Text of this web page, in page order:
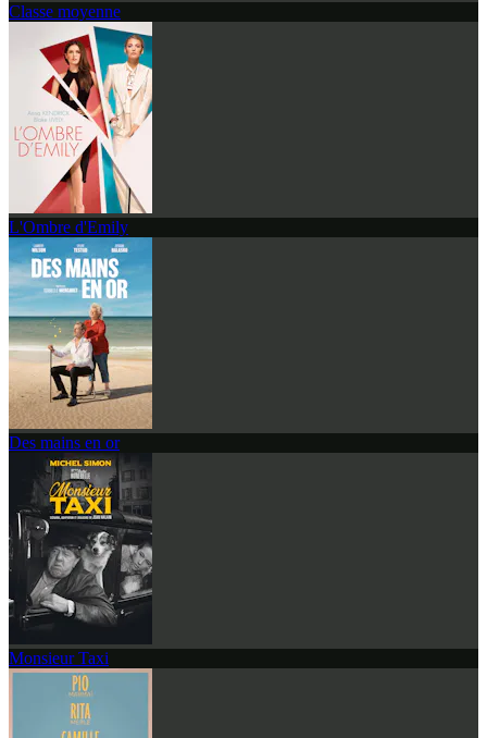
Classe moyenne
L'Ombre d'Emily
Des mains en or
Monsieur Taxi